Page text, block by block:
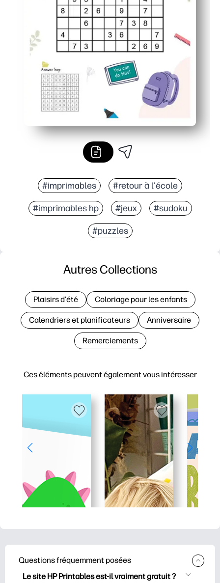
#imprimables #retour à l'école
#imprimables hp #jeux #sudoku
#puzzles
Ces éléments peuvent également vous intéresser
Autres Collections
Plaisirs d'été Coloriage pour les enfants
Calendriers et planificateurs Anniversaire
Remerciements
Questions fréquemment posées
Le site HP Printables est-il vraiment gratuit ?